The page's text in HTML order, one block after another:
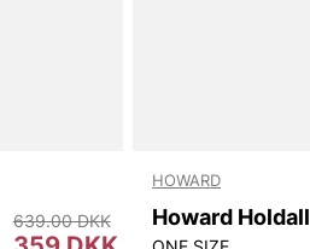
639.00 DKK
HOWARD
Howard Holdall